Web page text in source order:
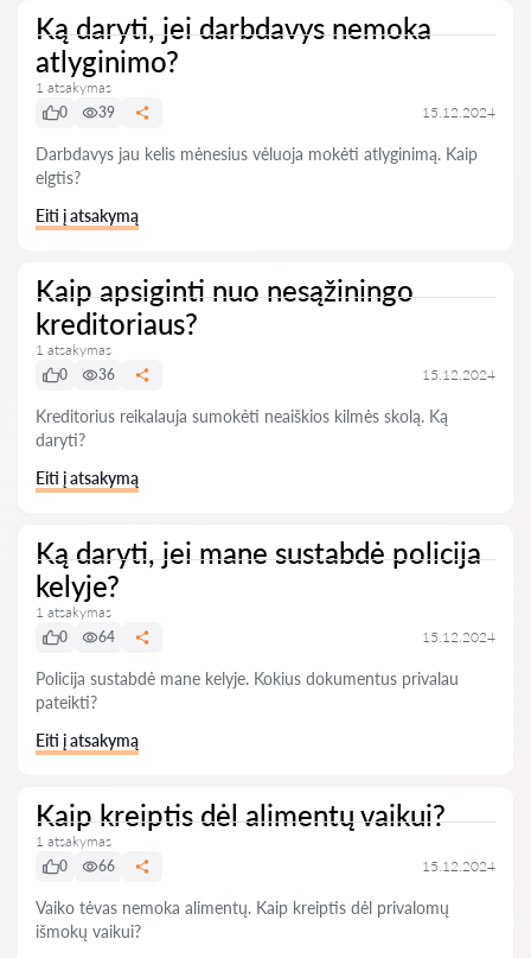
Ką daryti, jei darbdavys nemoka
atlyginimo?
1 atsakymas
0
39 15.12.2024
Darbdavys jau kelis mėnesius vėluoja mokėti atlyginimą. Kaip
elgtis?
Eiti į atsakymą
Kaip apsiginti nuo nesąžiningo
kreditoriaus?
1 atsakymas
0
36 15.12.2024
Kreditorius reikalauja sumokėti neaiškios kilmės skolą. Ką
daryti?
Eiti į atsakymą
Ką daryti, jei mane sustabdė policija
kelyje?
1 atsakymas
0
64 15.12.2024
Policija sustabdė mane kelyje. Kokius dokumentus privalau
pateikti?
Eiti į atsakymą
Kaip kreiptis dėl alimentų vaikui?
1 atsakymas
0
66 15.12.2024
Vaiko tėvas nemoka alimentų. Kaip kreiptis dėl privalomų
išmokų vaikui?